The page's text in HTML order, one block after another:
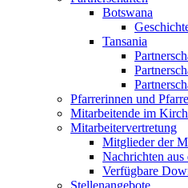
Botswana
Tansania
Pfarrerinnen und
Mitarbeitende im
Mitarbeitervertretung
Mitglieder der
Nachrichten
Verfügbare
Stellenangebote